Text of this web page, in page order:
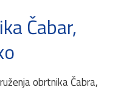
Čabar,
obrtnika Čabra,